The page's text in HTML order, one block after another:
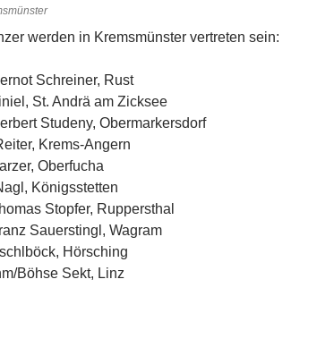
werden in Kremsmünster vertreten sein:
Schreiner, Rust
St. Andrä am Zicksee
Studeny, Obermarkersdorf
Krems-Angern
Oberfucha
Königsstetten
Stopfer, Ruppersthal
Sauerstingl, Wagram
Hörsching
Böhse Sekt, Linz